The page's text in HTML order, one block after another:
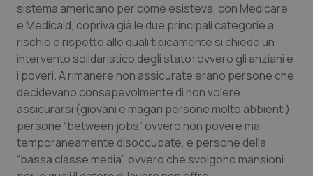
sistema americano per come esisteva, con Medicare
e Medicaid, copriva già le due principali categorie a
rischio e rispetto alle quali tipicamente si chiede un
intervento solidaristico degli stato: ovvero gli anziani e
i poveri. A rimanere non assicurate erano persone che
decidevano consapevolmente di non volere
assicurarsi (giovani e magari persone molto abbienti),
persone “between jobs” ovvero non povere ma
temporaneamente disoccupate, e persone della
“bassa classe media”, ovvero che svolgono mansioni